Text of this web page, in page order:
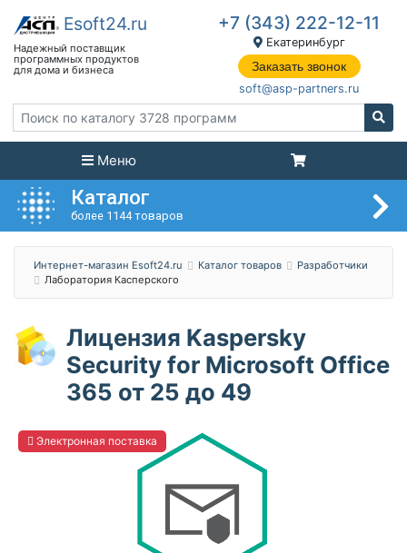
+7 (343) 222-12-11
Екатеринбург
Заказать звонок
soft@asp-partners.ru
Меню
Каталог
более 1144 товаров
Интернет-магазин Esoft24.ru Каталог товаров
Разработчики
Лаборатория Касперского
Лицензия Kaspersky
Security for Microsoft Office
365 от 25 до 49
Электронная поставка